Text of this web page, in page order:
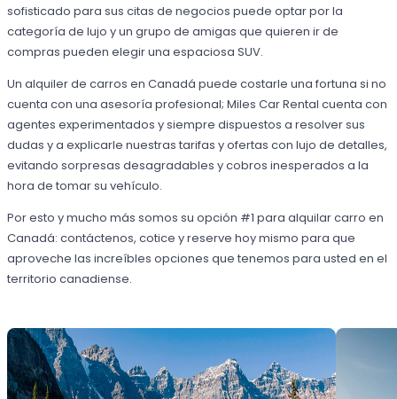
sofisticado para sus citas de negocios puede optar por la
categoría de lujo y un grupo de amigas que quieren ir de
compras pueden elegir una espaciosa SUV.
Un alquiler de carros en Canadá puede costarle una fortuna si no
cuenta con una asesoría profesional; Miles Car Rental cuenta con
agentes experimentados y siempre dispuestos a resolver sus
dudas y a explicarle nuestras tarifas y ofertas con lujo de detalles,
evitando sorpresas desagradables y cobros inesperados a la
hora de tomar su vehículo.
Por esto y mucho más somos su opción #1 para alquilar carro en
Canadá: contáctenos, cotice y reserve hoy mismo para que
aproveche las increíbles opciones que tenemos para usted en el
territorio canadiense.